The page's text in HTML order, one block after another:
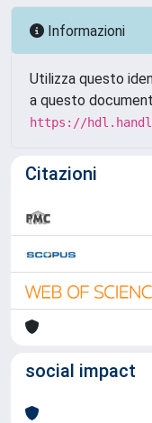
Informazioni
Utilizza questo
a questo
https://
Citazioni
social impact